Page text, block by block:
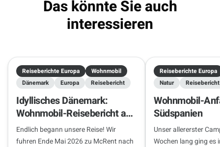
Das könnte Sie auch
interessieren
Reiseberichte Europa
Wohnmobil
Dänemark
Europa Reisebericht
Idyllisches Dänemark:
Wohnmobil-Reisebericht ab
Hamburg
Endlich begann unsere Reise! Wir
fuhren Ende Mai 2026 zu McRent nach
Reiseberichte Europa
Natur
Reisebericht
Wohnmobil-
Südspanien
Unser allererster
Wochen lang ging es